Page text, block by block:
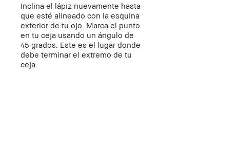
Inclina el lápiz nuevamente hasta
que esté alineado con la esquina
exterior de tu ojo. Marca el punto
en tu ceja usando un ángulo de
45 grados. Este es el lugar donde
debe terminar el extremo de tu
ceja.